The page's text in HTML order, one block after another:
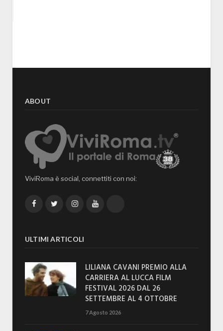
ABOUT
ViviRoma è social, connettiti con noi:
FacebookTwitterInstagramYouTube
ULTIMI ARTICOLI
LILIANA CAVANI PREMIO ALLA
CARRIERA AL LUCCA FILM
FESTIVAL 2026 DAL 26
SETTEMBRE AL 4 OTTOBRE
7 Agosto 2026